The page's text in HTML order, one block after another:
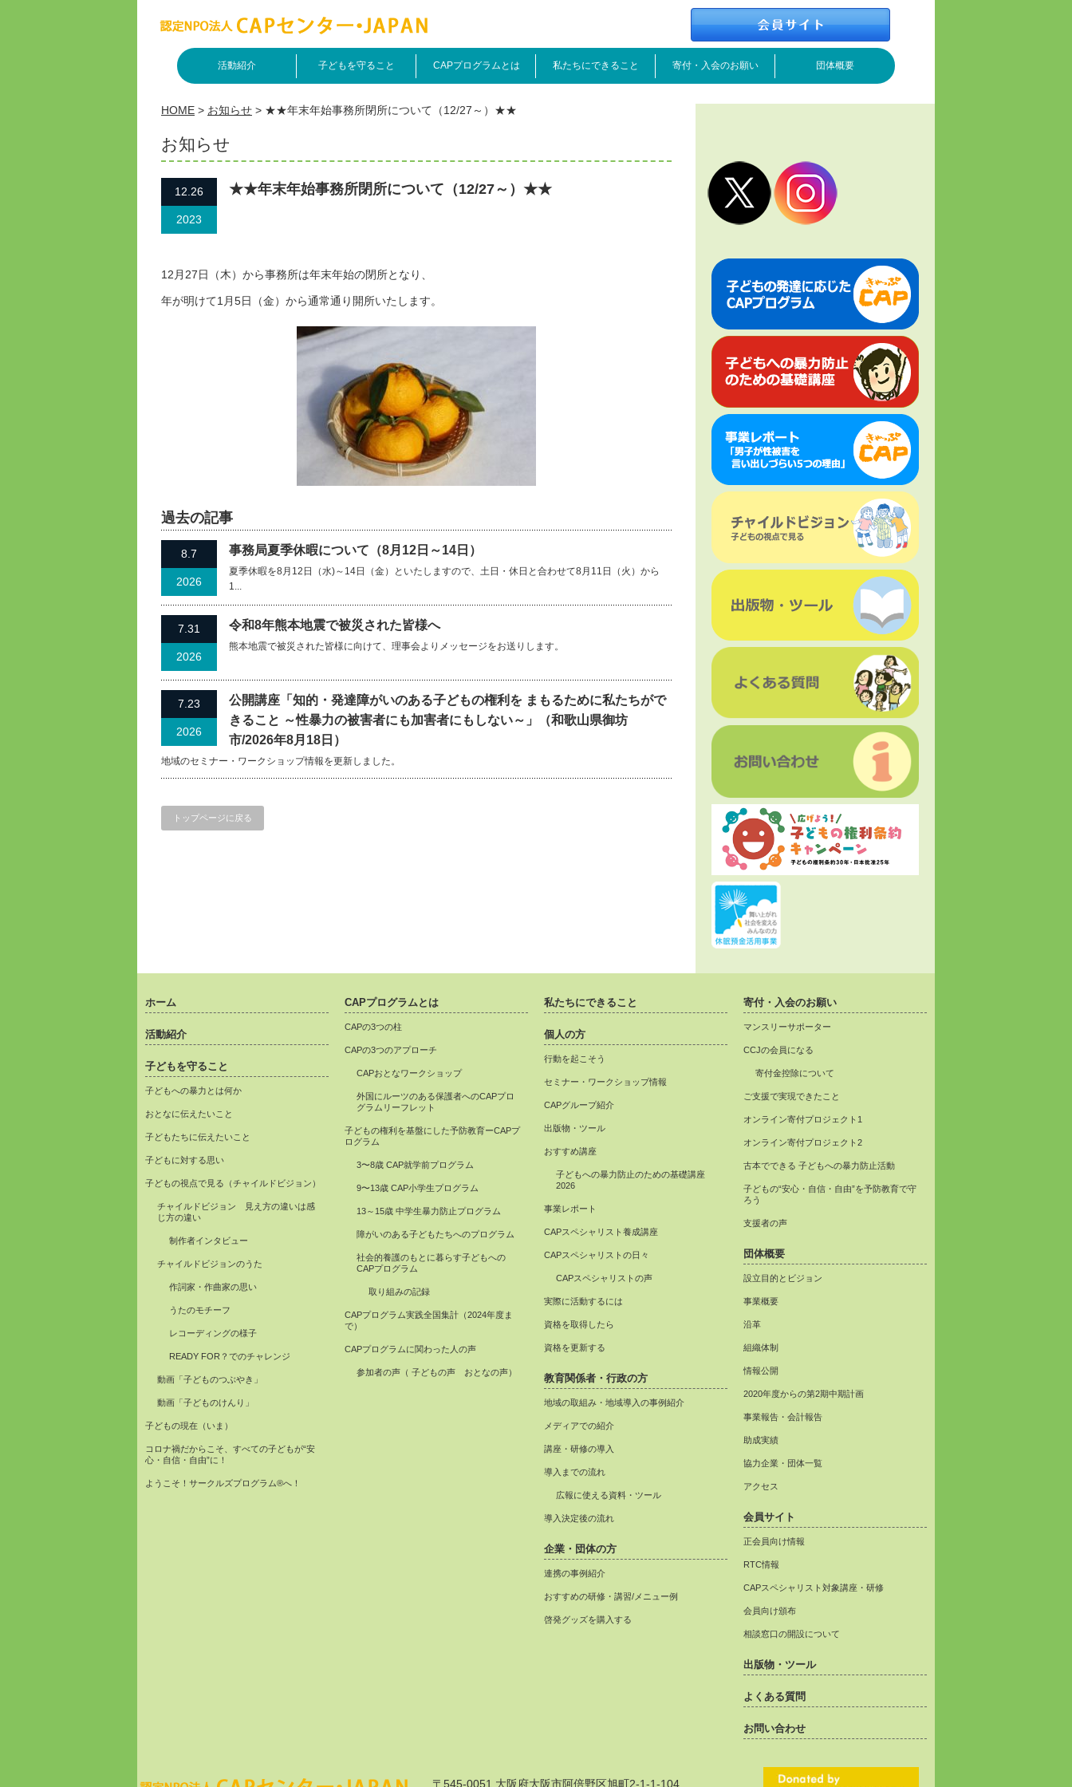
活動紹介 子どもを守ること CAPプログラムとは 私たちにできること 寄付・入会のお願い 団体概要
HOME > お知らせ > ★★年末年始事務所閉所について（12/27～）★★
お知らせ
12.26
2023
★★年末年始事務所閉所について（12/27～）★★
12月27日（木）から事務所は年末年始の閉所となり、
年が明けて1月5日（金）から通常通り開所いたします。
過去の記事
8.7
2026
事務局夏季休暇について（8月12日～14日）
夏季休暇を8月12日（水)～14日（金）といたしますので、土日・休日と合わせて8月11日（火）から
1...
7.31
2026
令和8年熊本地震で被災された皆様へ
熊本地震で被災された皆様に向けて、理事会よりメッセージをお送りします。
7.23
2026
公開講座「知的・発達障がいのある子どもの権利を まもるために私たちがで
きること ～性暴力の被害者にも加害者にもしない～」（和歌山県御坊
市/2026年8月18日）
地域のセミナー・ワークショップ情報を更新しました。
トップページに戻る
ホーム
活動紹介
子どもを守ること
子どもへの暴力とは何か
おとなに伝えたいこと
子どもたちに伝えたいこと
子どもに対する思い
子どもの視点で見る（チャイルドビジョン）
チャイルドビジョン 見え方の違いは感
じ方の違い
制作者インタビュー
チャイルドビジョンのうた
作詞家・作曲家の思い
うたのモチーフ
レコーディングの様子
READY FOR？でのチャレンジ
動画「子どものつぶやき」
動画「子どものけんり」
子どもの現在（いま）
コロナ禍だからこそ、すべての子どもが“安
心・自信・自由”に！
ようこそ！サークルズプログラム®へ！
CAPプログラムとは
CAPの3つの柱
CAPの3つのアプローチ
CAPおとなワークショップ
外国にルーツのある保護者へのCAPプロ
グラムリーフレット
子どもの権利を基盤にした予防教育ーCAPプ
ログラム
3〜8歳 CAP就学前プログラム
9〜13歳 CAP小学生プログラム
13～15歳 中学生暴力防止プログラム
障がいのある子どもたちへのプログラム
社会的養護のもとに暮らす子どもへの
CAPプログラム
取り組みの記録
CAPプログラム実践全国集計（2024年度ま
で）
CAPプログラムに関わった人の声
参加者の声（ 子どもの声 おとなの声）
私たちにできること
個人の方
行動を起こそう
セミナー・ワークショップ情報
CAPグループ紹介
出版物・ツール
おすすめ講座
子どもへの暴力防止のための基礎講座
2026
事業レポート
CAPスペシャリスト養成講座
CAPスペシャリストの日々
CAPスペシャリストの声
実際に活動するには
資格を取得したら
資格を更新する
教育関係者・行政の方
地域の取組み・地域導入の事例紹介
メディアでの紹介
講座・研修の導入
導入までの流れ
広報に使える資料・ツール
導入決定後の流れ
企業・団体の方
連携の事例紹介
おすすめの研修・講習/メニュー例
啓発グッズを購入する
寄付・入会のお願い
マンスリーサポーター
CCJの会員になる
寄付金控除について
ご支援で実現できたこと
オンライン寄付プロジェクト1
オンライン寄付プロジェクト2
古本でできる 子どもへの暴力防止活動
子どもの“安心・自信・自由”を予防教育で守
ろう
支援者の声
団体概要
設立目的とビジョン
事業概要
沿革
組織体制
情報公開
2020年度からの第2期中期計画
事業報告・会計報告
助成実績
協力企業・団体一覧
アクセス
会員サイト
正会員向け情報
RTC情報
CAPスペシャリスト対象講座・研修
会員向け頒布
相談窓口の開設について
出版物・ツール
よくある質問
お問い合わせ
〒545-0051 大阪府大阪市阿倍野区旭町2-1-1-104